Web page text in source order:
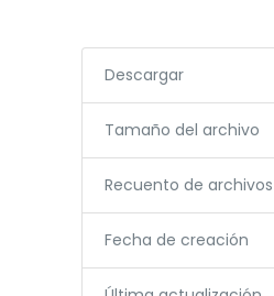
Descargar
Tamaño del archivo
Recuento de archivos
Fecha de creación